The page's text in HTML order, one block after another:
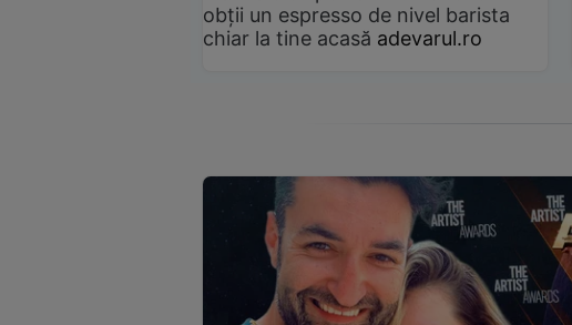
obții un espresso de nivel barista
chiar la tine acasă adevarul.ro